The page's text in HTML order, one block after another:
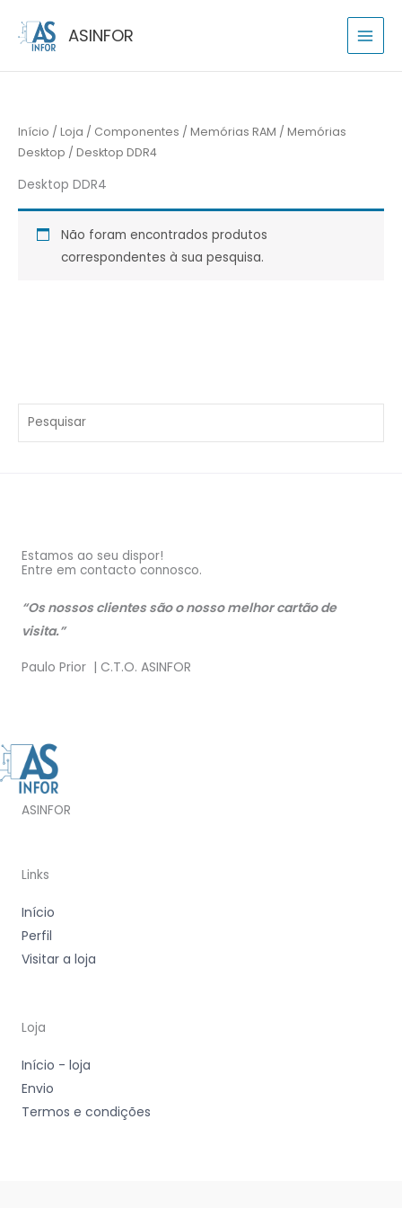
content
ASINFOR
e
i
s
a
r
Início / Loja / Componentes / Memórias RAM / Memórias
Desktop / Desktop DDR4
Desktop DDR4
Não foram encontrados produtos
correspondentes à sua pesquisa.
Estamos ao seu dispor!
Entre em contacto connosco.
“Os nossos clientes são o nosso melhor cartão de
visita.”
Paulo Prior | C.T.O. ASINFOR
ASINFOR
Links
Início
Perfil
Visitar a loja
Loja
Início - loja
Envio
Termos e condições